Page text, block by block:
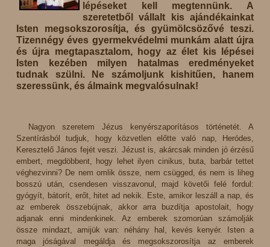
lépéseket kell megtennünk. A
szeretetből vállalt kis ajándékainkat
Isten megsokszorosítja, és gyümölcsözővé teszi.
Tizennégy éves gyermekvédelmi munkám alatt újra
és újra megtapasztalom, hogy az élet kis lépései
Isten kezében milyen hatalmas eredményeket
tudnak szülni. Ne számoljunk kishitűen, hanem
szeressünk, és álmaink megvalósulnak!
Nagyon szeretem Jézus kenyérszaporításos történetét. A
Szentírásból tudjuk, hogy közvetlen előtte való nap, Heródes,
Keresztelő János fejét veszi. Jézust is, akárcsak minden jó érzésű
embert, megdöbbent, hogy lehet ilyen cinikus, buta, barbár tettet
véghezvinni? De nem omlik össze, nem csügged, és nem is liheg
bosszú után, csendesen visszavonul, majd követői felé fordul:
gyógyít, bátorít, erőt, hitet ad nekik. Este, amikor leszáll a nap, és
az emberek összebújnak, akkor arra buzdítja apostolait, hogy
adjanak enni mindenkinek. Az emberek szomorúan számolják
össze mindazt, amijük van: néhány hal, kevés kenyér. Isten a
maga jóságával megáldja és megsokszorosítja az emberek